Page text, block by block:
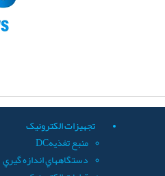
تجهيزات الکترونيک
منبع تغذيهDC
دستگاههاي اندازه گيري